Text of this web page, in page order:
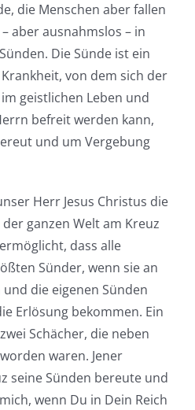
die Menschen aber fallen
aber ausnahmslos – in
Die Sünde ist ein
von dem sich der
geistlichen Leben und
befreit werden kann,
und um Vergebung
Herr Jesus Christus die
ganzen Welt am Kreuz
dass alle
Sünder, wenn sie an
die eigenen Sünden
Erlösung bekommen. Ein
Schächer, die neben
waren. Jener
seine Sünden bereute und
wenn Du in Dein Reich